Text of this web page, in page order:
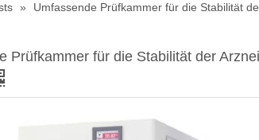
» Umfassende Prüfkammer für die Stabilität
Prüfkammer für die Stabilität der